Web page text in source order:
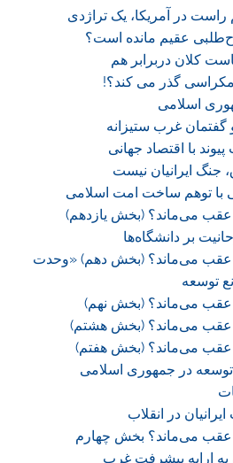
راست در آمریکا، یک تراژدی
عقیم مانده است؟
کلان دربرابر هم
گذر می کند؟!
اسلامی
گفتمان غرب ستیزانه
با اقتصاد جهانی
جنگ ایرانیان نیست
با توهم ساخت امت اسلامی
عقب می‌ماند؟ (بخش یازدهم)
بر دانشگاه‌ها
عقب می‌ماند؟ (بخش دهم) «وحدت
توسعه
عقب می‌ماند؟ (بخش نهم)
عقب می‌ماند؟ (بخش هشتم)
عقب می‌ماند؟ (بخش هفتم)
توسعه در جمهوری اسلامی
در انقلاب
عقب می‌ماند؟ بخش چهارم
ارابه پیشرفت غرب